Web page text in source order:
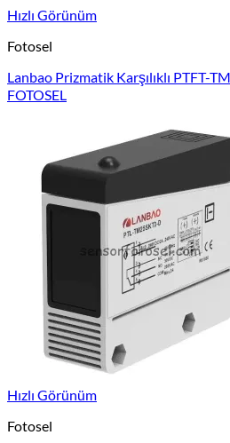
Hızlı Görünüm
Fotosel
Lanbao Prizmatik Karşılıklı PTFT-
FOTOSEL
Hızlı Görünüm
Fotosel